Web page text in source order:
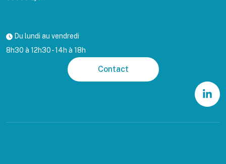
Du lundi au vendredi
8h30 à 12h30 - 14h à 18h
Contact